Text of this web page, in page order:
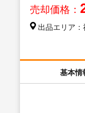
売却価格：
出品エリア：
基本情